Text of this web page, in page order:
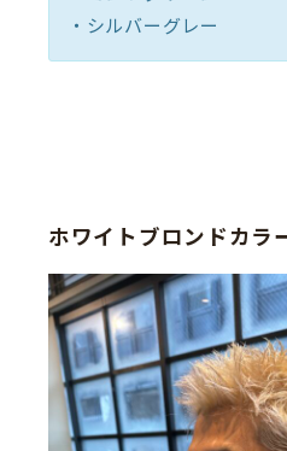
・シルバーグレー
ホワイトブロンドカラ